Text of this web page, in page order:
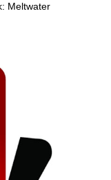
Meltwater